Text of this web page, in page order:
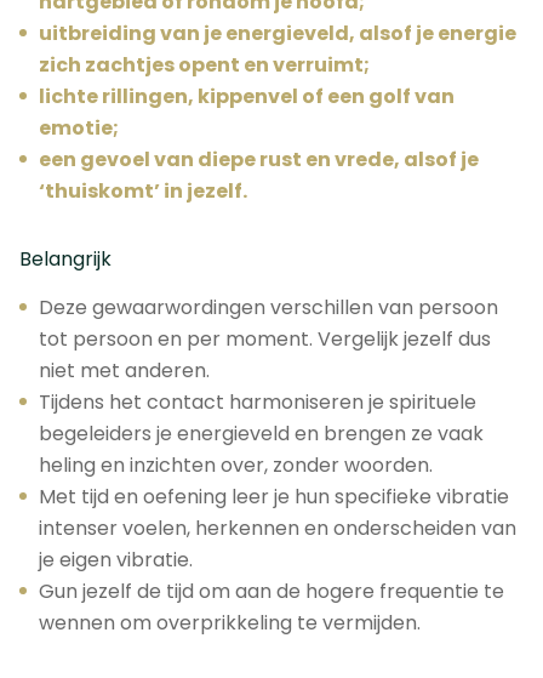
uitbreiding van je energieveld, alsof je energie
zich zachtjes opent en verruimt;
lichte rillingen, kippenvel of een golf van
emotie;
een gevoel van diepe rust en vrede, alsof je
‘thuiskomt’ in jezelf.
Belangrijk
Deze gewaarwordingen verschillen van persoon
tot persoon en per moment. Vergelijk jezelf dus
niet met anderen.
Tijdens het contact harmoniseren je spirituele
begeleiders je energieveld en brengen ze vaak
heling en inzichten over, zonder woorden.
Met tijd en oefening leer je hun specifieke vibratie
intenser voelen, herkennen en onderscheiden van
je eigen vibratie.
Gun jezelf de tijd om aan de hogere frequentie te
wennen om overprikkeling te vermijden.